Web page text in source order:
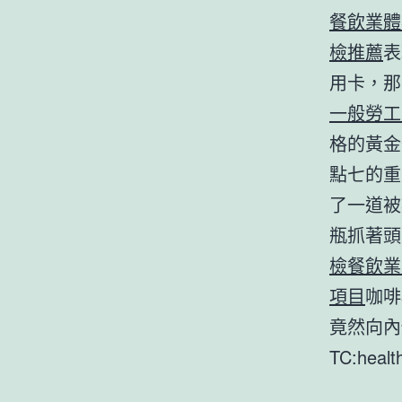
餐飲業
檢推薦
用卡，
一般勞
格的黃
點七的
了一道
瓶抓著
檢餐飲
項目咖
竟然向